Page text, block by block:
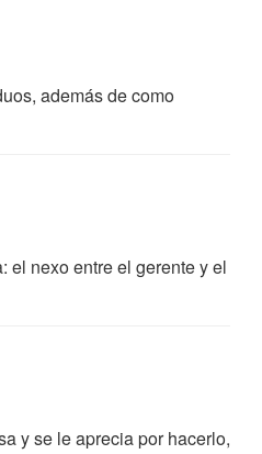
además de como
el nexo entre el gerente y el
y se le aprecia por hacerlo,